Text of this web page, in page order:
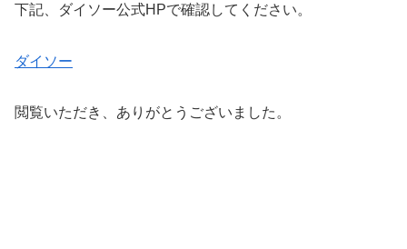
下記、ダイソー公式HPで確認してください。
ダイソー
閲覧いただき、ありがとうございました。